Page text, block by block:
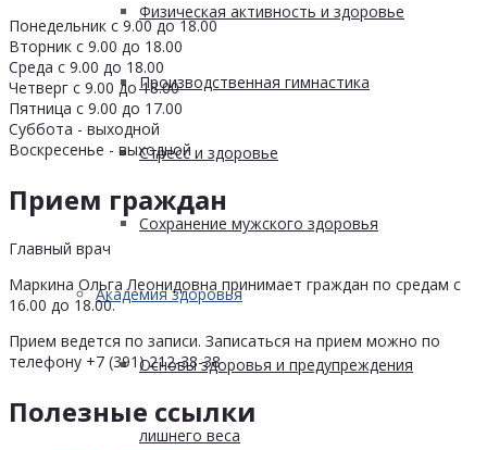
Физическая активность и здоровье
Производственная гимнастика
Стресс и здоровье
Сохранение мужского здоровья
Академия здоровья
Основы здоровья и предупреждения
лишнего веса
Понедельник с 9.00 до 18.00
Вторник с 9.00 до 18.00
Среда с 9.00 до 18.00
Четверг с 9.00 до 18.00
Пятница с 9.00 до 17.00
Суббота - выходной
Воскресенье - выходной
Прием граждан
Главный врач
Маркина Ольга Леонидовна принимает граждан по средам с
16.00 до 18.00.
Прием ведется по записи. Записаться на прием можно по
телефону +7 (391) 212-38-38
Полезные ссылки